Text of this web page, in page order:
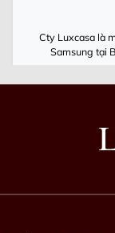
Cty Luxcasa là
Samsung tại